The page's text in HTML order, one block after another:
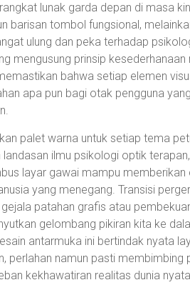
lunak garda depan di masa
barisan tombol fungsional,
ulung dan peka terhadap
mengusung prinsip
bahwa setiap elemen
apa pun bagi otak pengguna
palet warna untuk setiap tema
landasan ilmu psikologi optik
layar gawai mampu
yang menegang. Transisi
patahan grafis atau
gelombang pikiran kita ke
antarmuka ini bertindak nyata
perlahan namun pasti
kekhawatiran realitas dunia